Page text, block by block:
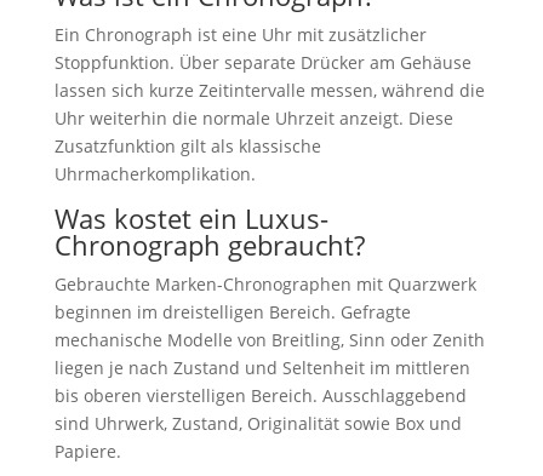
Ein Chronograph ist eine Uhr mit zusätzlicher
Stoppfunktion. Über separate Drücker am Gehäuse
lassen sich kurze Zeitintervalle messen, während die
Uhr weiterhin die normale Uhrzeit anzeigt. Diese
Zusatzfunktion gilt als klassische
Uhrmacherkomplikation.
Was kostet ein Luxus-
Chronograph gebraucht?
Gebrauchte Marken-Chronographen mit Quarzwerk
beginnen im dreistelligen Bereich. Gefragte
mechanische Modelle von Breitling, Sinn oder Zenith
liegen je nach Zustand und Seltenheit im mittleren
bis oberen vierstelligen Bereich. Ausschlaggebend
sind Uhrwerk, Zustand, Originalität sowie Box und
Papiere.